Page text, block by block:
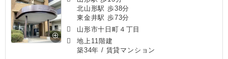
北山形駅 歩38分
東金井駅 歩73分
山形市十日町４丁目
地上11階建
築34年 / 賃貸マンション